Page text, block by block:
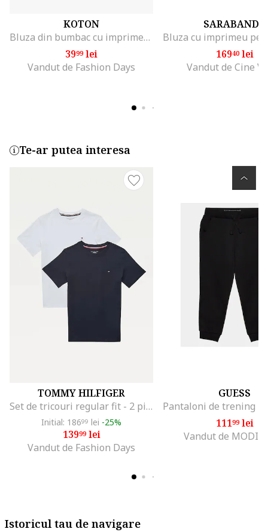
KOTON
Bluza din bumbac cu imprimeu text, Ecru
3999lei
Vandut de Fashion Days
SARABANDA
16940lei
Vandut de Cine
Te-ar putea interesa
TOMMY HILFIGER
Set de tricouri regular fit - 2 piese, Alb/Albastru inchis
Initial: 18699 lei -25%
13999lei
Vandut de Fashion Days
GUESS
11199lei
Vandut de
Istoricul tau de navigare